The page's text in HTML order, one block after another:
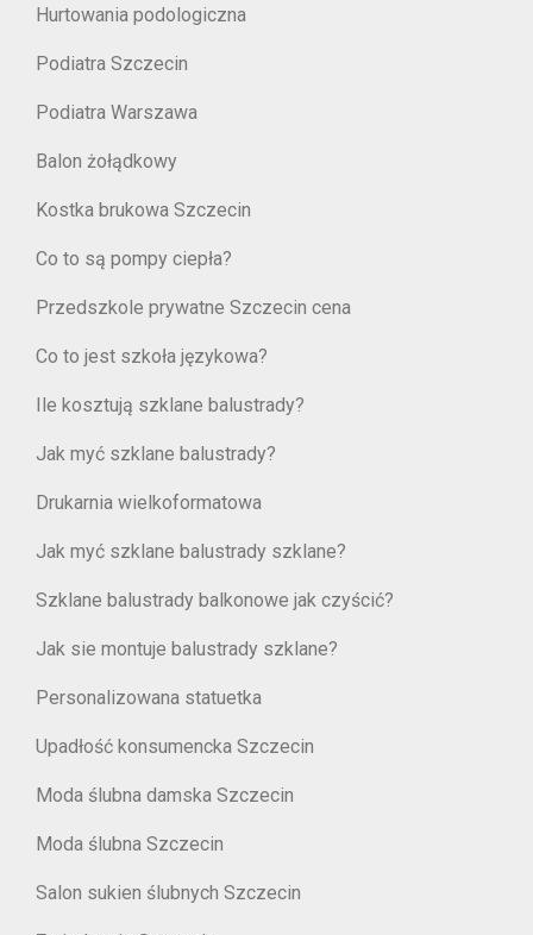
Hurtowania podologiczna
Podiatra Szczecin
Podiatra Warszawa
Balon żołądkowy
Kostka brukowa Szczecin
Co to są pompy ciepła?
Przedszkole prywatne Szczecin cena
Co to jest szkoła językowa?
Ile kosztują szklane balustrady?
Jak myć szklane balustrady?
Drukarnia wielkoformatowa
Jak myć szklane balustrady szklane?
Szklane balustrady balkonowe jak czyścić?
Jak sie montuje balustrady szklane?
Personalizowana statuetka
Upadłość konsumencka Szczecin
Moda ślubna damska Szczecin
Moda ślubna Szczecin
Salon sukien ślubnych Szczecin